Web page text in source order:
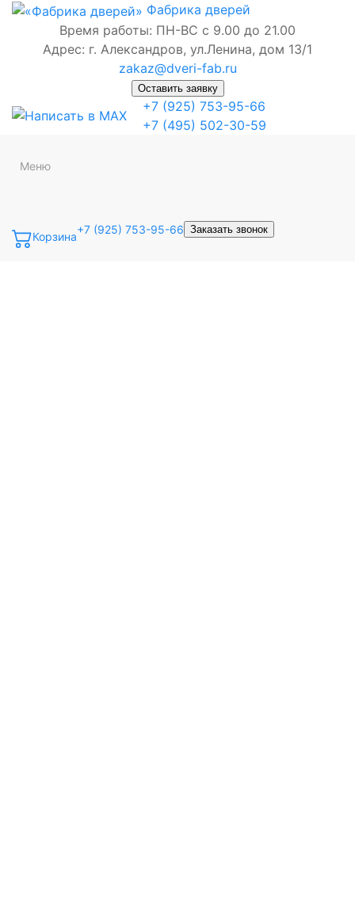
Фабрика дверей
Время работы: ПН-ВС с 9.00 до 21.00
Адрес: г. Александров, ул.Ленина, дом 13/1
zakaz@dveri-fab.ru
Оставить заявку
+7 (925) 753-95-66
+7 (495) 502-30-59
Меню
Корзина
+7 (925) 753-95-66 Заказать звонок